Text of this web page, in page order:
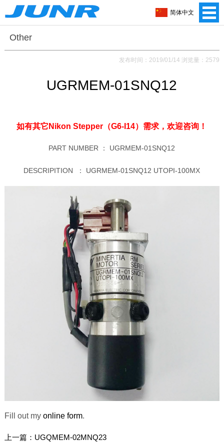
Other
发布时间：2019/01/14 浏览量：2579
UGRMEM-01SNQ12
如有其它Nikon Stepper（G6-I14）需求，欢迎咨询！
PART NUMBER ： UGRMEM-01SNQ12
DESCRIPITION ： UGRMEM-01SNQ12 UTOPI-100MX
Fill out my online form.
上一篇： UGQMEM-02MNQ23
简体中文